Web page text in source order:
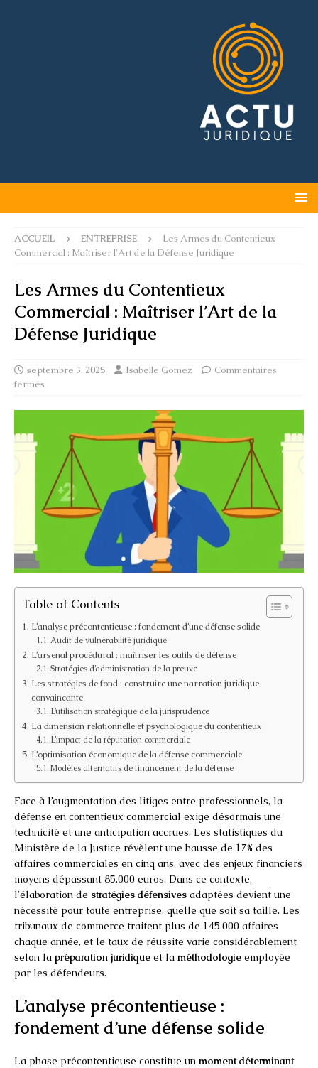
ACCUEIL ENTREPRISE
Les Armes du Contentieux
Commercial : Maîtriser l’Art de la Défense Juridique
Les Armes du Contentieux
Commercial : Maîtriser l’Art de la
Défense Juridique
septembre 3, 2025 Isabelle Gomez
Commentaires
fermés
Table of Contents
L’analyse précontentieuse : fondement d’une défense solide
Audit de vulnérabilité juridique
L’arsenal procédural : maîtriser les outils de défense
Stratégies d’administration de la preuve
Les stratégies de fond : construire une narration juridique
convaincante
L’utilisation stratégique de la jurisprudence
La dimension relationnelle et psychologique du contentieux
L’impact de la réputation commerciale
L’optimisation économique de la défense commerciale
Modèles alternatifs de financement de la défense
Face à l’augmentation des litiges entre professionnels, la
défense en contentieux commercial exige désormais une
technicité et une anticipation accrues. Les statistiques du
Ministère de la Justice révèlent une hausse de 17% des
affaires commerciales en cinq ans, avec des enjeux financiers
moyens dépassant 85.000 euros. Dans ce contexte,
l’élaboration de stratégies défensives adaptées devient une
nécessité pour toute entreprise, quelle que soit sa taille. Les
tribunaux de commerce traitent plus de 145.000 affaires
chaque année, et le taux de réussite varie considérablement
selon la préparation juridique et la méthodologie employée
par les défendeurs.
L’analyse précontentieuse :
fondement d’une défense solide
La phase précontentieuse constitue un moment déterminant